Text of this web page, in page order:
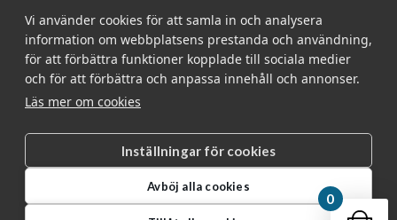
Vi använder cookies för att samla in och analysera
information om webbplatsens prestanda och användning,
för att förbättra funktioner kopplade till sociala medier
och för att förbättra och anpassa innehåll och annonser.
Läs mer om cookies
Inställningar för cookies
Avböj alla cookies
Garnr Sverige AB © 2026 |
info@garnr.se
|
031 - 92 94 92
Din
0